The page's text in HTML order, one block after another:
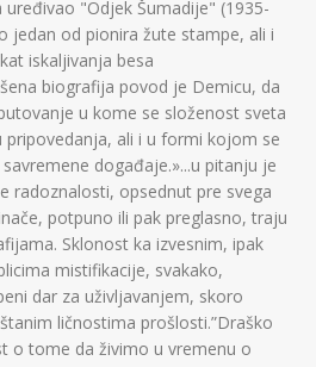
"Odjek Šumadije" (1935-
jedan od pionira žute stampe, ali i
iskaljivanja besa
biografija povod je Demicu, da
u kome se složenost sveta
pripovedanja, ali i u formi kojom se
događaje.»...u pitanju je
radoznalosti, opsednut pre svega
potpuno ili pak preglasno, traju
Sklonost ka izvesnim, ipak
mistifikacije, svakako,
dar za uživljavanjem, skoro
ličnostima prošlosti.”Draško
o tome da živimo u vremenu o